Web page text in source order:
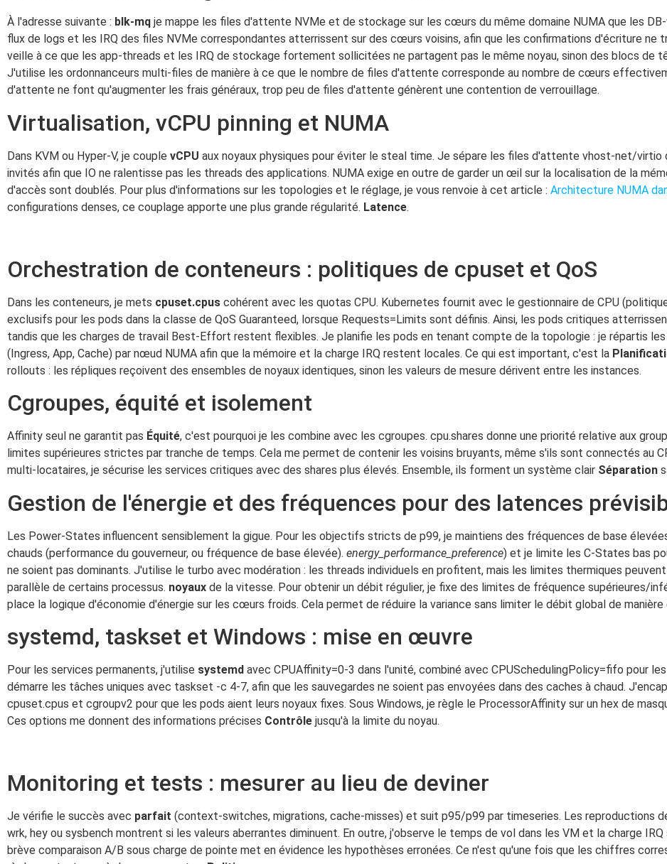
À l'adresse suivante : blk-mq je mappe les files d'attente NVMe et de stockage sur les cœurs du même domaine NUMA que les
flux de logs et les IRQ des files NVMe correspondantes atterrissent sur des cœurs voisins, afin que les confirmations d'écriture ne
veille à ce que les app-threads et les IRQ de stockage fortement sollicitées ne partagent pas le même noyau, sinon des blocs de
J'utilise les ordonnanceurs multi-files de manière à ce que le nombre de files d'attente corresponde au nombre de cœurs
d'attente ne font qu'augmenter les frais généraux, trop peu de files d'attente génèrent une contention de verrouillage.
Virtualisation, vCPU pinning et NUMA
Dans KVM ou Hyper-V, je couple vCPU aux noyaux physiques pour éviter le steal time. Je sépare les files d'attente vhost-net/virtio
invités afin que IO ne ralentisse pas les threads des applications. NUMA exige en outre de garder un œil sur la localisation de la
d'accès sont doublés. Pour plus d'informations sur les topologies et le réglage, je vous renvoie à cet article : Architecture NUMA
configurations denses, ce couplage apporte une plus grande régularité. Latence.
Orchestration de conteneurs : politiques de cpuset et QoS
Dans les conteneurs, je mets cpuset.cpus cohérent avec les quotas CPU. Kubernetes fournit avec le gestionnaire de CPU
exclusifs pour les pods dans la classe de QoS Guaranteed, lorsque Requests=Limits sont définis. Ainsi, les pods critiques
tandis que les charges de travail Best-Effort restent flexibles. Je planifie les pods en tenant compte de la topologie : je répartis
(Ingress, App, Cache) par nœud NUMA afin que la mémoire et la charge IRQ restent locales. Ce qui est important, c'est la
rollouts : les répliques reçoivent des ensembles de noyaux identiques, sinon les valeurs de mesure dérivent entre les instances.
Cgroupes, équité et isolement
Affinity seul ne garantit pas Équité, c'est pourquoi je les combine avec les cgroupes. cpu.shares donne une priorité relative aux
limites supérieures strictes par tranche de temps. Cela me permet de contenir les voisins bruyants, même s'ils sont connectés au
multi-locataires, je sécurise les services critiques avec des shares plus élevés. Ensemble, ils forment un système clair Séparation
Gestion de l'énergie et des fréquences pour des latences
Les Power-States influencent sensiblement la gigue. Pour les objectifs stricts de p99, je maintiens des fréquences de base
chauds (performance du gouverneur, ou fréquence de base élevée). energy_performance_preference) et je limite les C-States bas
ne soient pas dominants. J'utilise le turbo avec modération : les threads individuels en profitent, mais les limites thermiques
parallèle de certains processus. noyaux de la vitesse. Pour obtenir un débit régulier, je fixe des limites de fréquence supérieures/
place la logique d'économie d'énergie sur les cœurs froids. Cela permet de réduire la variance sans limiter le débit global de manière
systemd, taskset et Windows : mise en œuvre
Pour les services permanents, j'utilise systemd avec CPUAffinity=0-3 dans l'unité, combiné avec CPUSchedulingPolicy=fifo pour
démarre les tâches uniques avec taskset -c 4-7, afin que les sauvegardes ne soient pas envoyées dans des caches à chaud.
cpuset.cpus et cgroupv2 pour que les pods aient leurs noyaux fixes. Sous Windows, je règle le ProcessorAffinity sur un hex de
Ces options me donnent des informations précises Contrôle jusqu'à la limite du noyau.
Monitoring et tests : mesurer au lieu de deviner
Je vérifie le succès avec parfait (context-switches, migrations, cache-misses) et suit p95/p99 par timeseries. Les reproductions
wrk, hey ou sysbench montrent si les valeurs aberrantes diminuent. En outre, j'observe le temps de vol dans les VM et la charge IRQ
brève comparaison A/B sous charge de pointe met en évidence les hypothèses erronées. Ce n'est qu'une fois que les chiffres